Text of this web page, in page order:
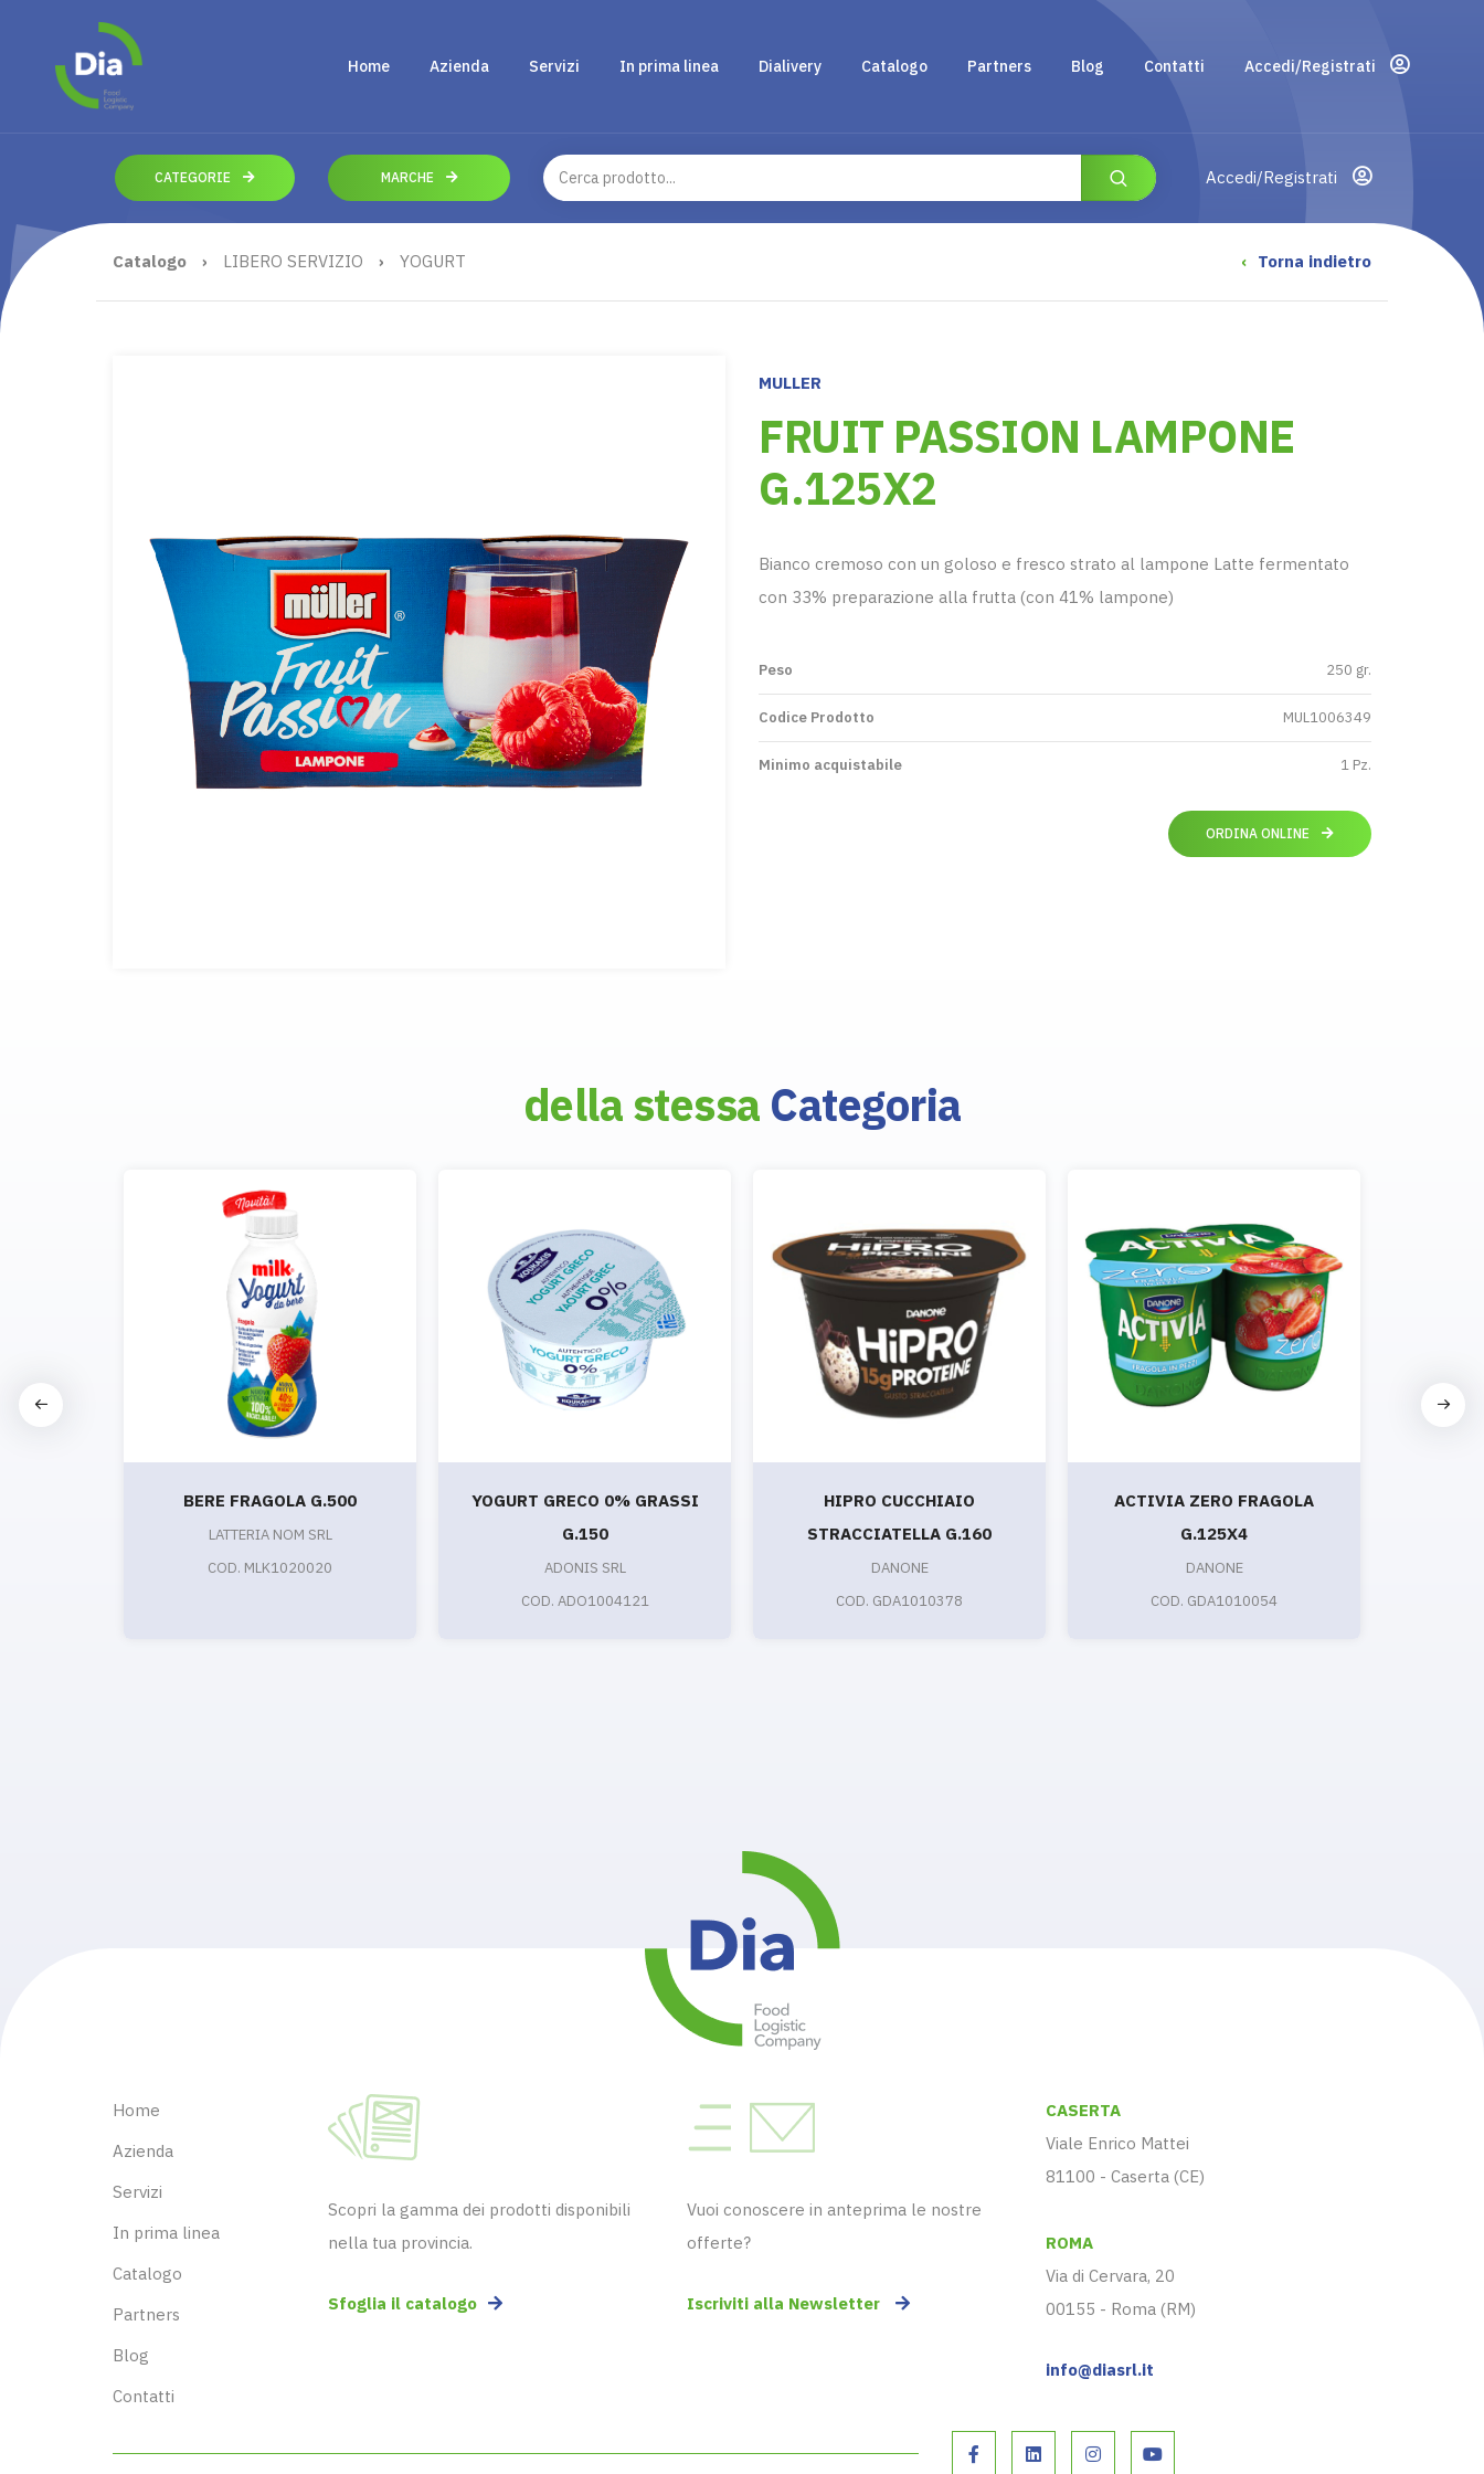
Home Azienda Servizi In prima linea Dialivery Catalogo Partners Blog Contatti Accedi/Registrati
CATEGORIE MARCHE Accedi/Registrati
Catalogo › LIBERO SERVIZIO › YOGURT ‹ Torna indietro
MULLER
FRUIT PASSION LAMPONE
G.125X2
Bianco cremoso con un goloso e fresco strato al lampone Latte fermentato
con 33% preparazione alla frutta (con 41% lampone)
Peso 250 gr.
Codice Prodotto MUL1006349
Minimo acquistabile 1 Pz.
ORDINA ONLINE
della stessa Categoria
BERE FRAGOLA G.500
LATTERIA NOM SRL
COD. MLK1020020
YOGURT GRECO 0% GRASSI
G.150
ADONIS SRL
COD. ADO1004121
HIPRO CUCCHIAIO
STRACCIATELLA G.160
DANONE
COD. GDA1010378
ACTIVIA ZERO FRAGOLA
G.125X4
DANONE
COD. GDA1010054
Home
Azienda
Servizi
In prima linea
Catalogo
Partners
Blog
Contatti
Scopri la gamma dei prodotti disponibili
nella tua provincia.
Sfoglia il catalogo
Vuoi conoscere in anteprima le nostre
offerte?
Iscriviti alla Newsletter
CASERTA
Viale Enrico Mattei
81100 - Caserta (CE)
ROMA
Via di Cervara, 20
00155 - Roma (RM)
info@diasrl.it